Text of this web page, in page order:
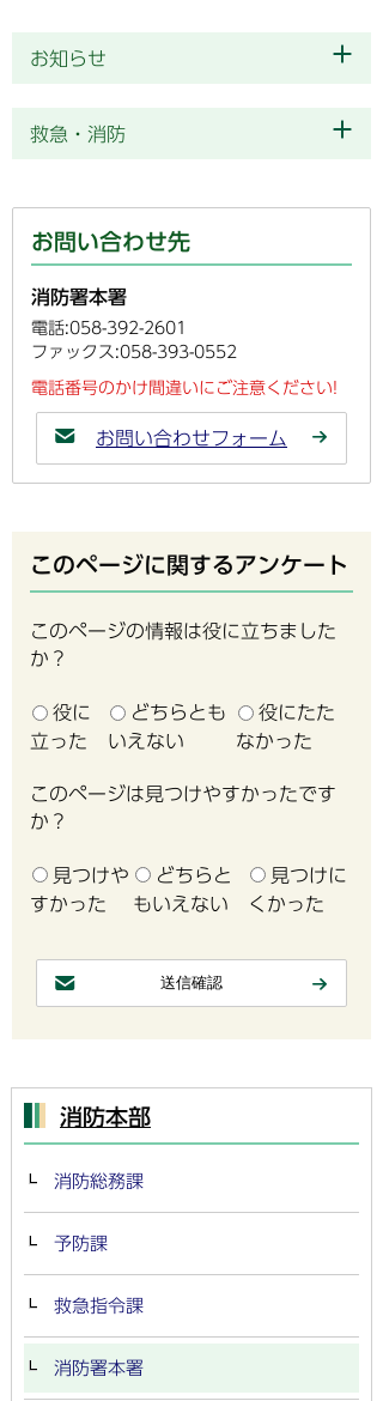
お知らせ
救急・消防
お問い合わせ先
消防署本署
電話:058-392-2601
ファックス:058-393-0552
電話番号のかけ間違いにご注意ください!
お問い合わせフォーム
このページに関するアンケート
このページの情報は役に立ちました
か？
役に
立った
どちらとも
いえない
役にたた
なかった
このページは見つけやすかったです
か？
見つけや
すかった
どちらと
もいえない
見つけに
くかった
消防本部
消防総務課
予防課
救急指令課
消防署本署